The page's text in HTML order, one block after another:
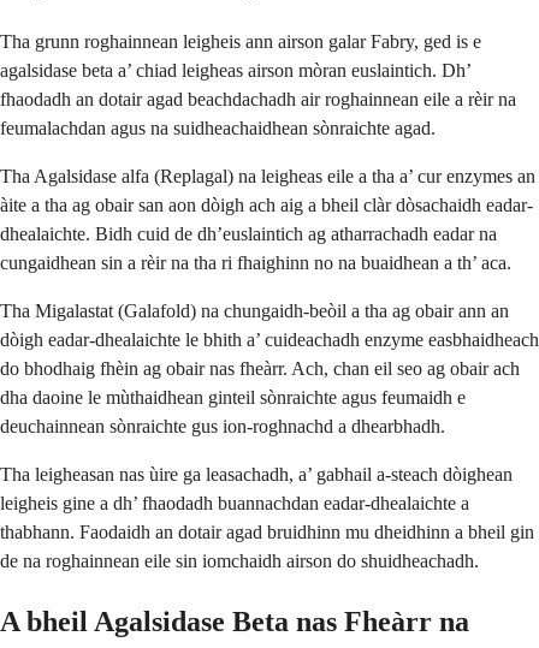
Tha grunn roghainnean leigheis ann airson galar Fabry, ged is e
agalsidase beta a’ chiad leigheas airson mòran euslaintich. Dh’
fhaodadh an dotair agad beachdachadh air roghainnean eile a rèir na
feumalachdan agus na suidheachaidhean sònraichte agad.
Tha Agalsidase alfa (Replagal) na leigheas eile a tha a’ cur enzymes an
àite a tha ag obair san aon dòigh ach aig a bheil clàr dòsachaidh eadar-
dhealaichte. Bidh cuid de dh’euslaintich ag atharrachadh eadar na
cungaidhean sin a rèir na tha ri fhaighinn no na buaidhean a th’ aca.
Tha Migalastat (Galafold) na chungaidh-beòil a tha ag obair ann an
dòigh eadar-dhealaichte le bhith a’ cuideachadh enzyme easbhaidheach
do bhodhaig fhèin ag obair nas fheàrr. Ach, chan eil seo ag obair ach
dha daoine le mùthaidhean ginteil sònraichte agus feumaidh e
deuchainnean sònraichte gus ion-roghnachd a dhearbhadh.
Tha leigheasan nas ùire ga leasachadh, a’ gabhail a-steach dòighean
leigheis gine a dh’ fhaodadh buannachdan eadar-dhealaichte a
thabhann. Faodaidh an dotair agad bruidhinn mu dheidhinn a bheil gin
de na roghainnean eile sin iomchaidh airson do shuidheachadh.
A bheil Agalsidase Beta nas Fheàrr na